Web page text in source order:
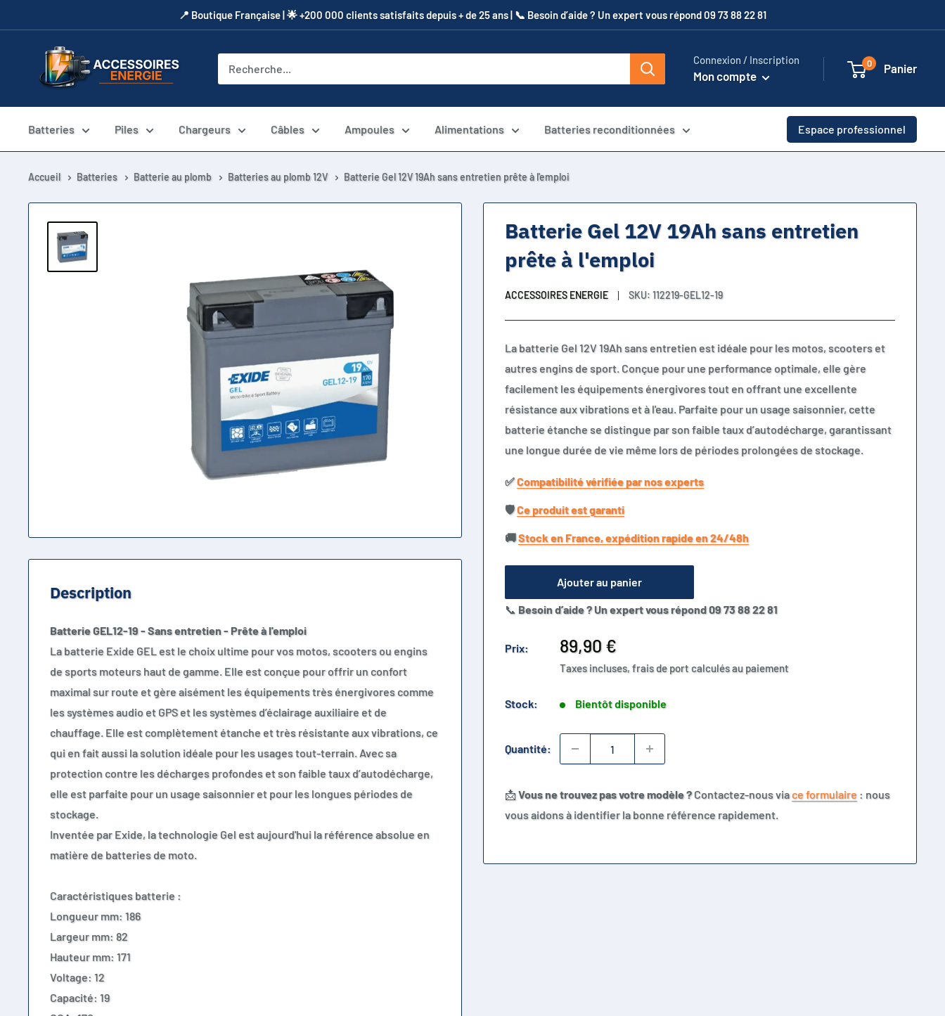
au
​📍​ Boutique Française | 🌟 +200 000 clients satisfaits depuis + de 25 ans | 📞​ Besoin d’aide ? Un expert vous répond 09 73 88 22 81
Accessoires
Energie
Connexion / Inscription
Mon compte
0 Panier
Batteries Piles Chargeurs Câbles Ampoules Alimentations Batteries reconditionnées Espace professionnel
Accueil Batteries Batterie au plomb Batteries au plomb 12V Batterie Gel 12V 19Ah sans entretien prête à l'emploi
Batterie Gel 12V 19Ah sans entretien
prête à l'emploi
ACCESSOIRES ENERGIE SKU: 112219-GEL12-19
La batterie Gel 12V 19Ah sans entretien est idéale pour les motos, scooters et
autres engins de sport. Conçue pour une performance optimale, elle gère
facilement les équipements énergivores tout en offrant une excellente
résistance aux vibrations et à l'eau. Parfaite pour un usage saisonnier, cette
batterie étanche se distingue par son faible taux d’autodécharge, garantissant
une longue durée de vie même lors de périodes prolongées de stockage.
✅​Compatibilité vérifiée par nos experts
🛡️​Ce produit est garanti
🚚​Stock en France, expédition rapide en 24/48h
Ajouter au panier
📞 Besoin d’aide ? Un expert vous répond 09 73 88 22 81
Prix:
Prix
réduit
89,90 €
Taxes incluses, frais de port calculés au paiement
Stock: Bientôt disponible
Quantité:
📩Vous ne trouvez pas votre modèle ?Contactez-nous viace formulaire : nous
vous aidons à identifier la bonne référence rapidement.
Description
Batterie GEL12-19 - Sans entretien - Prête à l'emploi
La batterie Exide GEL est le choix ultime pour vos motos, scooters ou engins
de sports moteurs haut de gamme. Elle est conçue pour offrir un confort
maximal sur route et gère aisément les équipements très énergivores comme
les systèmes audio et GPS et les systèmes d’éclairage auxiliaire et de
chauffage. Elle est complètement étanche et très résistante aux vibrations, ce
qui en fait aussi la solution idéale pour les usages tout-terrain. Avec sa
protection contre les décharges profondes et son faible taux d’autodécharge,
elle est parfaite pour un usage saisonnier et pour les longues périodes de
stockage.
Inventée par Exide, la technologie Gel est aujourd'hui la référence absolue en
matière de batteries de moto.
Caractéristiques batterie :
Longueur mm: 186
Largeur mm: 82
Hauteur mm: 171
Voltage: 12
Capacité: 19